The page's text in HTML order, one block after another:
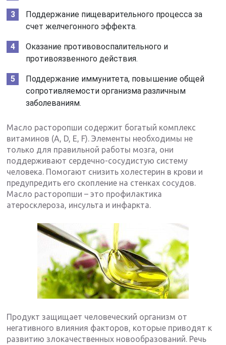
Поддержание пищеварительного процесса за
счет желчегонного эффекта.
Оказание противовоспалительного и
противоязвенного действия.
Поддержание иммунитета, повышение общей
сопротивляемости организма различным
заболеваниям.
Масло расторопши содержит богатый комплекс
витаминов (A, D, E, F). Элементы необходимы не
только для правильной работы мозга, они
поддерживают сердечно-сосудистую систему
человека. Помогают снизить холестерин в крови и
предупредить его скопление на стенках сосудов.
Масло расторопши – это профилактика
атеросклероза, инсульта и инфаркта.
Продукт защищает человеческий организм от
негативного влияния факторов, которые приводят к
развитию злокачественных новообразований. Речь